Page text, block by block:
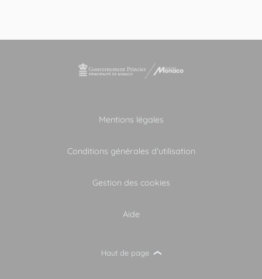
Mentions légales
Conditions générales d'utilisation
Gestion des cookies
Aide
Haut de page